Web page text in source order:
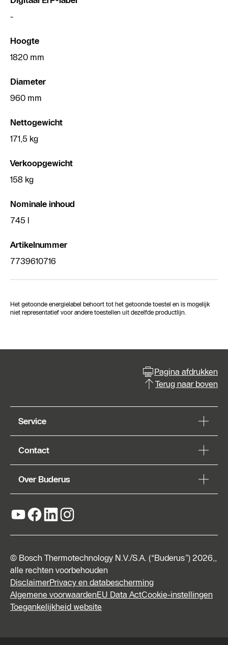
-
Hoogte
1820 mm
Diameter
960 mm
Nettogewicht
171,5 kg
Verkoopgewicht
158 kg
Nominale inhoud
745 l
Artikelnummer
7739610716
Het getoonde energielabel behoort tot het getoonde toestel en is mogelijk
niet representatief voor andere toestellen uit dezelfde productlijn.
Pagina afdrukken
Terug naar boven
Service
Contact
Over Buderus
© Bosch Thermotechnology N.V./S.A. (“Buderus”) 2026,,
alle rechten voorbehouden
DisclaimerPrivacy en databescherming
Algemene voorwaardenEU Data ActCookie-instellingen
Toegankelijkheid website